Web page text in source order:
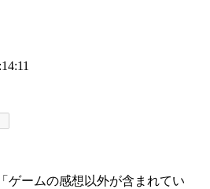
ゲームの感想以外が含まれてい